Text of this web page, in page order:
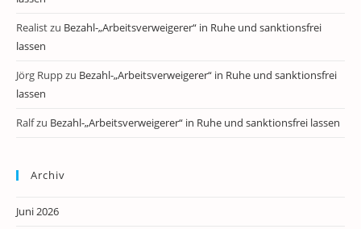
Realistzu Bezahl-„Arbeitsverweigerer“ in Ruhe und sanktionsfrei
lassen
Jörg Ruppzu Bezahl-„Arbeitsverweigerer“ in Ruhe und sanktionsfrei
lassen
Ralfzu Bezahl-„Arbeitsverweigerer“ in Ruhe und sanktionsfrei lassen
Archiv
Juni 2026